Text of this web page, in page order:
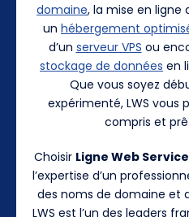
domaine, la mise en ligne
un hébergement
d’un serveur VPS ou
stockage de données en
Que vous soyez
expérimenté, LWS vous
compris et
Choisir Ligne Web
l’expertise d’un
des noms de domaine et
LWS est l’un des leaders